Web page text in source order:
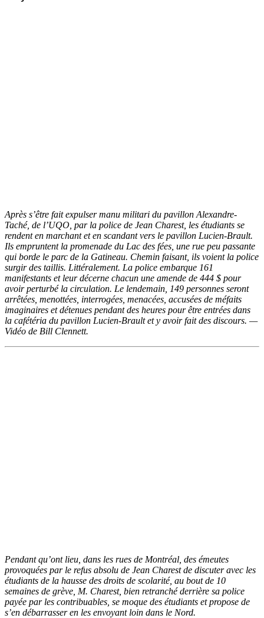
Après s’être fait expulser manu militari du pavillon Alexandre-
Taché, de l’UQO, par la police de Jean Charest, les étudiants se
rendent en marchant et en scandant vers le pavillon Lucien-Brault.
Ils empruntent la promenade du Lac des fées, une rue peu passante
qui borde le parc de la Gatineau. Chemin faisant, ils voient la police
surgir des taillis. Littéralement. La police embarque 161
manifestants et leur décerne chacun une amende de 444 $ pour
avoir perturbé la circulation. Le lendemain, 149 personnes seront
arrêtées, menottées, interrogées, menacées, accusées de méfaits
imaginaires et détenues pendant des heures pour être entrées dans
la cafétéria du pavillon Lucien-Brault et y avoir fait des discours. —
Vidéo de Bill Clennett.
Pendant qu’ont lieu, dans les rues de Montréal, des émeutes
provoquées par le refus absolu de Jean Charest de discuter avec les
étudiants de la hausse des droits de scolarité, au bout de 10
semaines de grève, M. Charest, bien retranché derrière sa police
payée par les contribuables, se moque des étudiants et propose de
s’en débarrasser en les envoyant loin dans le Nord.